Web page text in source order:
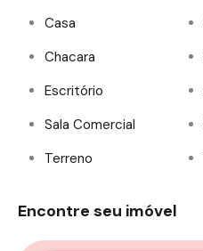
Casa
Chacara
Escritório
Sala Comercial
Terreno
Encontre seu imóvel